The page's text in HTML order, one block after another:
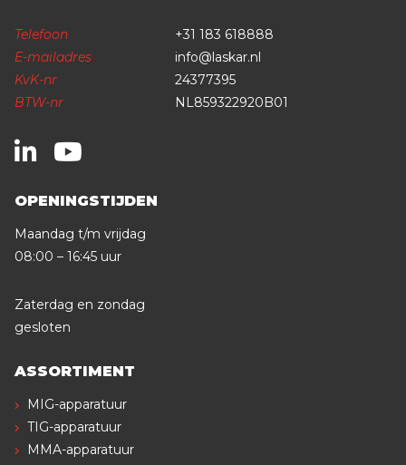
Telefoon
+31 183 618888
E-mailadres
info@laskar.nl
KvK-nr
24377395
BTW-nr
NL859322920B01
OPENINGSTIJDEN
Maandag t/m vrijdag
08:00 – 16:45 uur
Zaterdag en zondag
gesloten
ASSORTIMENT
MIG-apparatuur
TIG-apparatuur
MMA-apparatuur